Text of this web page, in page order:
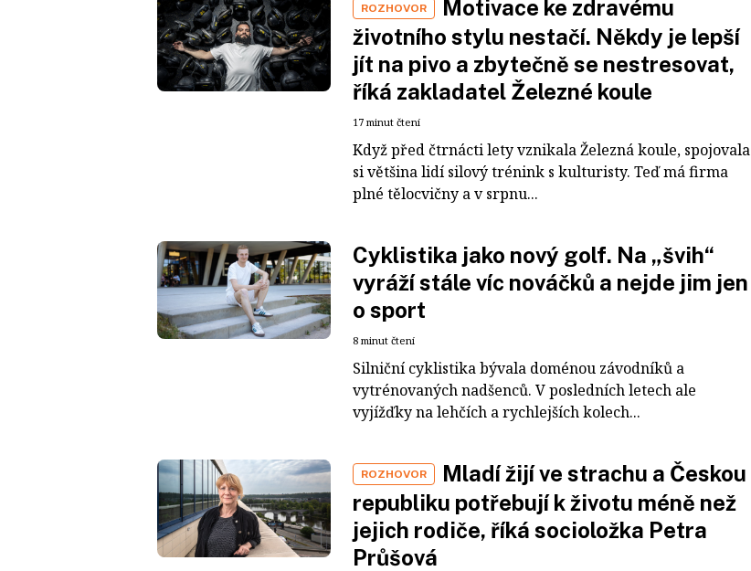
ROZHOVOR
Motivace ke zdravému
životního stylu nestačí. Někdy je lepší
jít na pivo a zbytečně se nestresovat,
říká zakladatel Železné koule
17 minut čtení
Když před čtrnácti lety vznikala Železná koule, spojovala
si většina lidí silový trénink s kulturisty. Teď má firma
plné tělocvičny a v srpnu...
Cyklistika jako nový golf. Na „švih“
vyráží stále víc nováčků a nejde jim jen
o sport
8 minut čtení
Silniční cyklistika bývala doménou závodníků a
vytrénovaných nadšenců. V posledních letech ale
vyjížďky na lehčích a rychlejších kolech...
ROZHOVOR
Mladí žijí ve strachu a Českou
republiku potřebují k životu méně než
jejich rodiče, říká socioložka Petra
Průšová